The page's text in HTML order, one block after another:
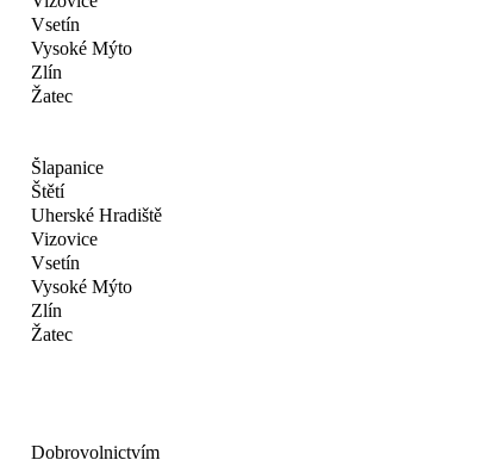
Vsetín
Vysoké Mýto
Zlín
Žatec
Šlapanice
Štětí
Uherské Hradiště
Vizovice
Vsetín
Vysoké Mýto
Zlín
Žatec
Dobrovolnictvím